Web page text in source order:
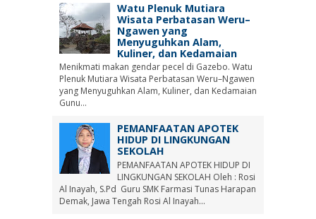
Watu Plenuk Mutiara
Wisata Perbatasan Weru–
Ngawen yang
Menyuguhkan Alam,
Kuliner, dan Kedamaian
Menikmati makan gendar pecel di Gazebo. Watu
Plenuk Mutiara Wisata Perbatasan Weru–Ngawen
yang Menyuguhkan Alam, Kuliner, dan Kedamaian
Gunu...
PEMANFAATAN APOTEK
HIDUP DI LINGKUNGAN
SEKOLAH
PEMANFAATAN APOTEK HIDUP DI
LINGKUNGAN SEKOLAH Oleh : Rosi
Al Inayah, S.Pd Guru SMK Farmasi Tunas Harapan
Demak, Jawa Tengah Rosi Al Inayah...